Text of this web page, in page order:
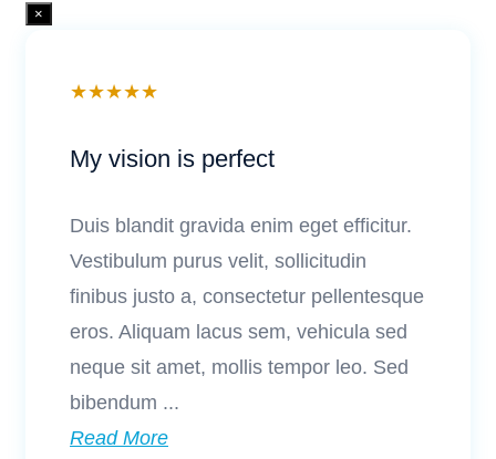
×
★★★★★
My vision is perfect
Duis blandit gravida enim eget efficitur.
Vestibulum purus velit, sollicitudin
finibus justo a, consectetur pellentesque
eros. Aliquam lacus sem, vehicula sed
neque sit amet, mollis tempor leo. Sed
bibendum ...
Read More